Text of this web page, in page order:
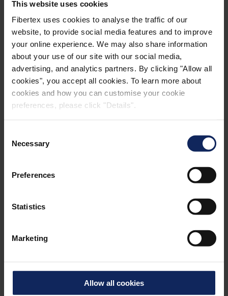
This website uses cookies
Fibertex uses cookies to analyse the traffic of our
website, to provide social media features and to improve
your online experience. We may also share information
about your use of our site with our social media,
advertising, and analytics partners. By clicking "Allow all
cookies", you accept all cookies. To learn more about
cookies and how you can customise your cookie
preferences, please click "Details".
Selection
Necessary
Preferences
Statistics
Marketing
Allow all cookies
fugtbestandig med avancerede funktioner, der
yderligere gør det behageligt at gå på og
lydabsorberende.
Matchback ®
Dette perfekte bagbeklædningsmateriale tilbydes
i enhver farve, så det passer til designet på de
eksklusive banevaretæpper.